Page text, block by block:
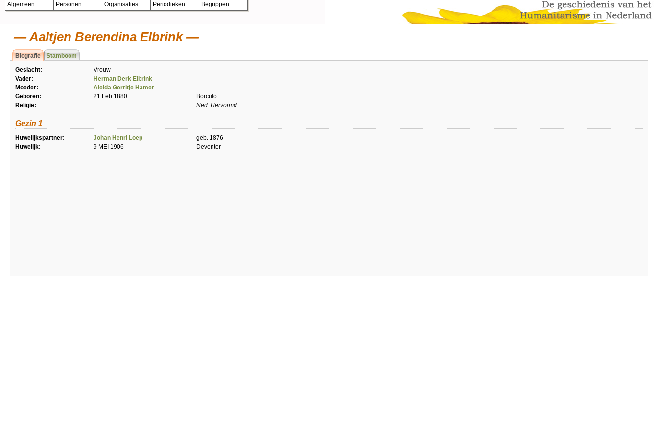
Algemeen Personen Organisaties Periodieken Begrippen
Aaltjen Berendina Elbrink
Biografie Stamboom
Geslacht:
Vrouw
Vader:
Herman Derk Elbrink
Moeder:
Aleida Gerritje Hamer
Geboren:
21 Feb 1880
Borculo
Religie:
Ned. Hervormd
Gezin 1
Huwelijkspartner: Johan Henri Loep
geb. 1876
Huwelijk:
9 MEI 1906 Deventer